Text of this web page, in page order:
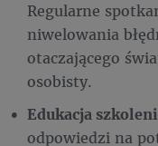
Regularne
niwelowania
otaczającego
osobisty.
Edukacja
odpowiedzi na